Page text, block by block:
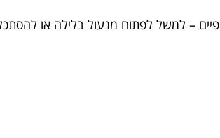
– למשל לפתוח מנעול בלילה או